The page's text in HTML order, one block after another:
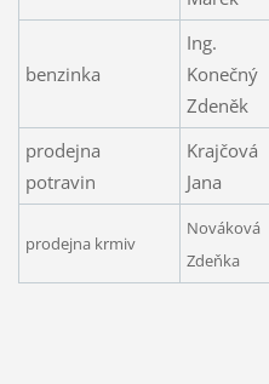
benzinka
Ing.
Konečný
Zdeněk
prodejna
potravin
Krajčová
Jana
prodejna krmiv
Nováková
Zdeňka